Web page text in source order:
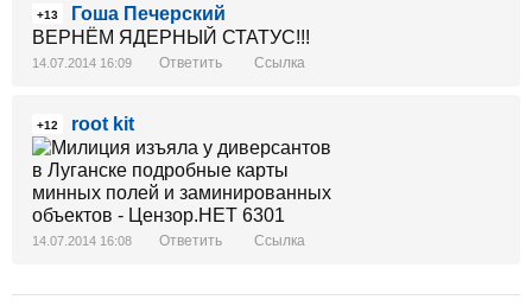
+13
Гоша Печерский
ВЕРНЁМ ЯДЕРНЫЙ СТАТУС!!!
14.07.2014 16:09 Ответить Ссылка
+12 root kit
14.07.2014 16:08 Ответить Ссылка